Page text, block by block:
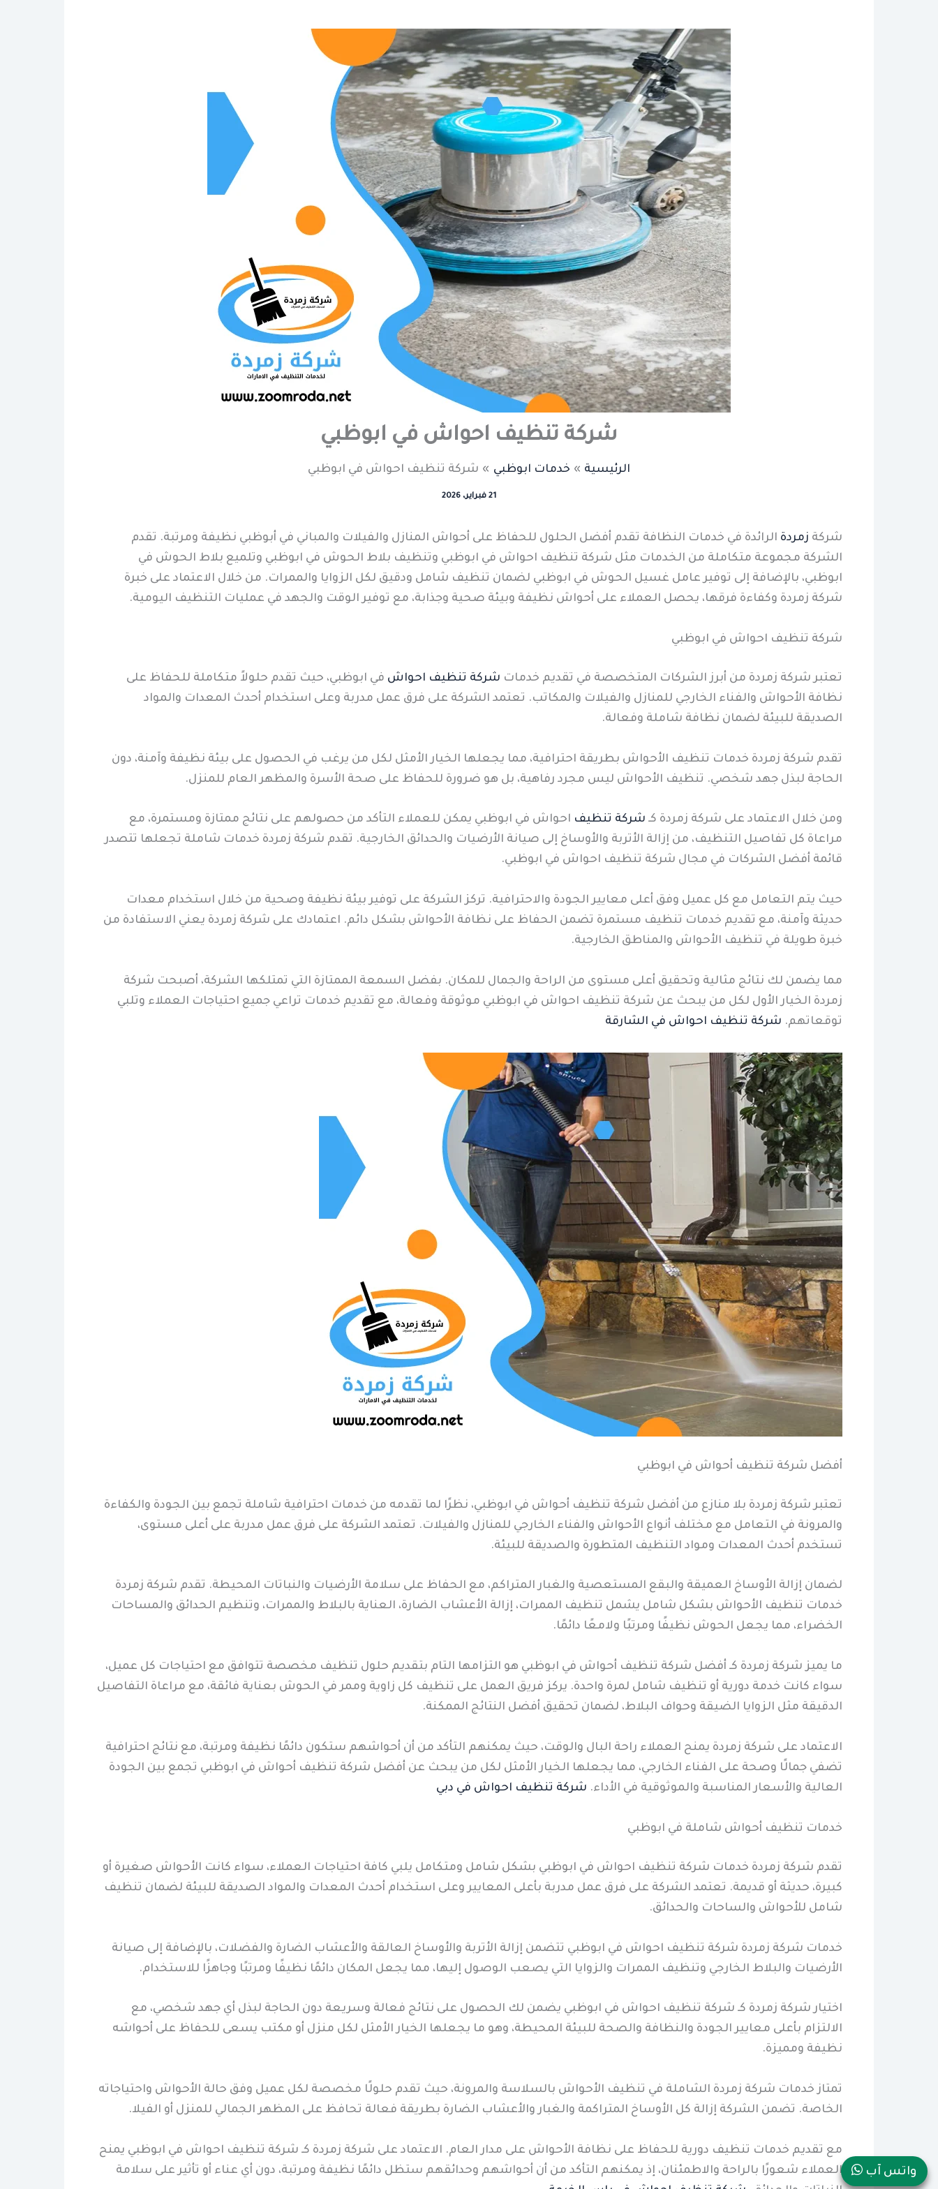
شركة تنظيف احواش في ابوظبي
الرئيسية خدمات ابوظبي شركة تنظيف احواش في ابوظبي
21 فبراير، 2026
شركة زمردة الرائدة في خدمات النظافة تقدم أفضل الحلول للحفاظ على أحواش المنازل والفيلات والمباني في أبوظبي نظيفة ومرتبة. تقدم
الشركة مجموعة متكاملة من الخدمات مثل شركة تنظيف احواش في ابوظبي وتنظيف بلاط الحوش في ابوظبي وتلميع بلاط الحوش في
ابوظبي، بالإضافة إلى توفير عامل غسيل الحوش في ابوظبي لضمان تنظيف شامل ودقيق لكل الزوايا والممرات. من خلال الاعتماد على خبرة
شركة زمردة وكفاءة فرقها، يحصل العملاء على أحواش نظيفة وبيئة صحية وجذابة، مع توفير الوقت والجهد في عمليات التنظيف اليومية.
شركة تنظيف احواش في ابوظبي
تعتبر شركة زمردة من أبرز الشركات المتخصصة في تقديم خدمات شركة تنظيف احواش في ابوظبي، حيث تقدم حلولاً متكاملة للحفاظ على
نظافة الأحواش والفناء الخارجي للمنازل والفيلات والمكاتب. تعتمد الشركة على فرق عمل مدربة وعلى استخدام أحدث المعدات والمواد
الصديقة للبيئة لضمان نظافة شاملة وفعالة.
تقدم شركة زمردة خدمات تنظيف الأحواش بطريقة احترافية، مما يجعلها الخيار الأمثل لكل من يرغب في الحصول على بيئة نظيفة وآمنة، دون
الحاجة لبذل جهد شخصي. تنظيف الأحواش ليس مجرد رفاهية، بل هو ضرورة للحفاظ على صحة الأسرة والمظهر العام للمنزل.
ومن خلال الاعتماد على شركة زمردة كـ شركة تنظيف احواش في ابوظبي يمكن للعملاء التأكد من حصولهم على نتائج ممتازة ومستمرة، مع
مراعاة كل تفاصيل التنظيف، من إزالة الأتربة والأوساخ إلى صيانة الأرضيات والحدائق الخارجية. تقدم شركة زمردة خدمات شاملة تجعلها تتصدر
قائمة أفضل الشركات في مجال شركة تنظيف احواش في ابوظبي.
حيث يتم التعامل مع كل عميل وفق أعلى معايير الجودة والاحترافية. تركز الشركة على توفير بيئة نظيفة وصحية من خلال استخدام معدات
حديثة وآمنة، مع تقديم خدمات تنظيف مستمرة تضمن الحفاظ على نظافة الأحواش بشكل دائم. اعتمادك على شركة زمردة يعني الاستفادة من
خبرة طويلة في تنظيف الأحواش والمناطق الخارجية.
مما يضمن لك نتائج مثالية وتحقيق أعلى مستوى من الراحة والجمال للمكان. بفضل السمعة الممتازة التي تمتلكها الشركة، أصبحت شركة
زمردة الخيار الأول لكل من يبحث عن شركة تنظيف احواش في ابوظبي موثوقة وفعالة، مع تقديم خدمات تراعي جميع احتياجات العملاء وتلبي
توقعاتهم. شركة تنظيف احواش في الشارقة
أفضل شركة تنظيف أحواش في ابوظبي
تعتبر شركة زمردة بلا منازع من أفضل شركة تنظيف أحواش في ابوظبي، نظرًا لما تقدمه من خدمات احترافية شاملة تجمع بين الجودة والكفاءة
والمرونة في التعامل مع مختلف أنواع الأحواش والفناء الخارجي للمنازل والفيلات. تعتمد الشركة على فرق عمل مدربة على أعلى مستوى،
تستخدم أحدث المعدات ومواد التنظيف المتطورة والصديقة للبيئة.
لضمان إزالة الأوساخ العميقة والبقع المستعصية والغبار المتراكم، مع الحفاظ على سلامة الأرضيات والنباتات المحيطة. تقدم شركة زمردة
خدمات تنظيف الأحواش بشكل شامل يشمل تنظيف الممرات، إزالة الأعشاب الضارة، العناية بالبلاط والممرات، وتنظيم الحدائق والمساحات
الخضراء، مما يجعل الحوش نظيفًا ومرتبًا ولامعًا دائمًا.
ما يميز شركة زمردة كـ أفضل شركة تنظيف أحواش في ابوظبي هو التزامها التام بتقديم حلول تنظيف مخصصة تتوافق مع احتياجات كل عميل،
سواء كانت خدمة دورية أو تنظيف شامل لمرة واحدة. يركز فريق العمل على تنظيف كل زاوية وممر في الحوش بعناية فائقة، مع مراعاة التفاصيل
الدقيقة مثل الزوايا الضيقة وحواف البلاط، لضمان تحقيق أفضل النتائج الممكنة.
الاعتماد على شركة زمردة يمنح العملاء راحة البال والوقت، حيث يمكنهم التأكد من أن أحواشهم ستكون دائمًا نظيفة ومرتبة، مع نتائج احترافية
تضفي جمالًا وصحة على الفناء الخارجي، مما يجعلها الخيار الأمثل لكل من يبحث عن أفضل شركة تنظيف أحواش في ابوظبي تجمع بين الجودة
العالية والأسعار المناسبة والموثوقية في الأداء. شركة تنظيف احواش في دبي
خدمات تنظيف أحواش شاملة في ابوظبي
تقدم شركة زمردة خدمات شركة تنظيف احواش في ابوظبي بشكل شامل ومتكامل يلبي كافة احتياجات العملاء، سواء كانت الأحواش صغيرة أو
كبيرة، حديثة أو قديمة. تعتمد الشركة على فرق عمل مدربة بأعلى المعايير وعلى استخدام أحدث المعدات والمواد الصديقة للبيئة لضمان تنظيف
شامل للأحواش والساحات والحدائق.
خدمات شركة زمردة شركة تنظيف احواش في ابوظبي تتضمن إزالة الأتربة والأوساخ العالقة والأعشاب الضارة والفضلات، بالإضافة إلى صيانة
الأرضيات والبلاط الخارجي وتنظيف الممرات والزوايا التي يصعب الوصول إليها، مما يجعل المكان دائمًا نظيفًا ومرتبًا وجاهزًا للاستخدام.
اختيار شركة زمردة كـ شركة تنظيف احواش في ابوظبي يضمن لك الحصول على نتائج فعالة وسريعة دون الحاجة لبذل أي جهد شخصي، مع
الالتزام بأعلى معايير الجودة والنظافة والصحة للبيئة المحيطة، وهو ما يجعلها الخيار الأمثل لكل منزل أو مكتب يسعى للحفاظ على أحواشه
نظيفة ومميزة.
تمتاز خدمات شركة زمردة الشاملة في تنظيف الأحواش بالسلاسة والمرونة، حيث تقدم حلولًا مخصصة لكل عميل وفق حالة الأحواش واحتياجاته
الخاصة. تضمن الشركة إزالة كل الأوساخ المتراكمة والغبار والأعشاب الضارة بطريقة فعالة تحافظ على المظهر الجمالي للمنزل أو الفيلا.
مع تقديم خدمات تنظيف دورية للحفاظ على نظافة الأحواش على مدار العام. الاعتماد على شركة زمردة كـ شركة تنظيف احواش في ابوظبي يمنح
العملاء شعورًا بالراحة والاطمئنان، إذ يمكنهم التأكد من أن أحواشهم وحدائقهم ستظل دائمًا نظيفة ومرتبة، دون أي عناء أو تأثير على سلامة
واتس آب